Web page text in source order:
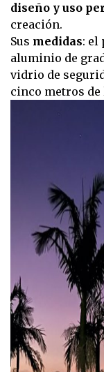
diseño y uso
creación.
Sus medidas: el
aluminio de
vidrio de
cinco metros de